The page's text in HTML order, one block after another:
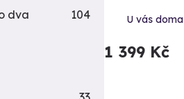
U vás doma
1 399 Kč
dva
104